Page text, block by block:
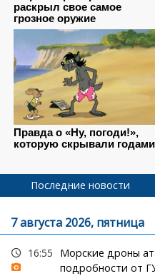
Последние новости
7 августа 2026, пятница
16:55
Морские дроны
подробности от